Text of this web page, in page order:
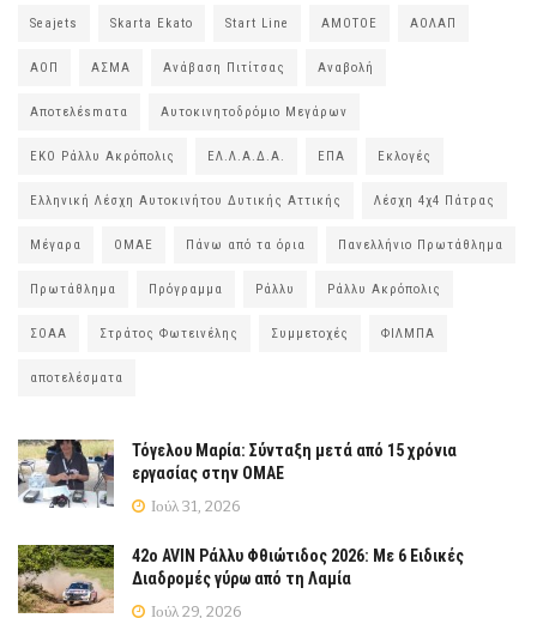
Seajets Skarta Ekato Start Line ΑΜΟΤΟΕ ΑΟΛΑΠ
ΑΟΠ ΑΣΜΑ Ανάβαση Πιτίτσας Αναβολή
Αποτελέsmατα Αυτοκινητοδρόμιο Μεγάρων
ΕΚΟ Ράλλυ Ακρόπολις ΕΛ.Λ.Α.Δ.Α. ΕΠΑ Εκλογές
Ελληνική Λέσχη Αυτοκινήτου Δυτικής Αττικής Λέσχη 4χ4 Πάτρας
Μέγαρα ΟΜΑΕ Πάνω από τα όρια Πανελλήνιο Πρωτάθλημα
Πρωτάθλημα Πρόγραμμα Ράλλυ Ράλλυ Ακρόπολις
ΣΟΑΑ Στράτος Φωτεινέλης Συμμετοχές ΦΙΛΜΠΑ
αποτελέσματα
Τόγελου Μαρία: Σύνταξη μετά από 15 χρόνια
εργασίας στην ΟΜΑΕ
Ιούλ 31, 2026
42ο AVIN Ράλλυ Φθιώτιδος 2026: Με 6 Ειδικές
Διαδρομές γύρω από τη Λαμία
Ιούλ 29, 2026